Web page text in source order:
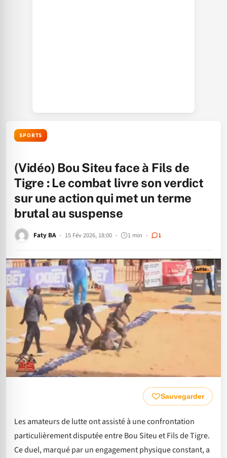
SPORTS
(Vidéo) Bou Siteu face à Fils de
Tigre : Le combat livre son verdict
sur une action qui met un terme
brutal au suspense
Faty BA 15 Fév 2026, 18:00 1 min 1
Sauvegarder
Les amateurs de lutte ont assisté à une confrontation
particulièrement disputée entre Bou Siteu et Fils de Tigre.
Ce duel, marqué par un engagement physique constant, a